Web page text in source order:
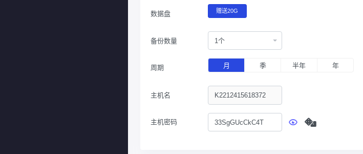
数据盘 赠送20G
备份数量 1个
周期 月 季 半年 年
主机名
主机密码